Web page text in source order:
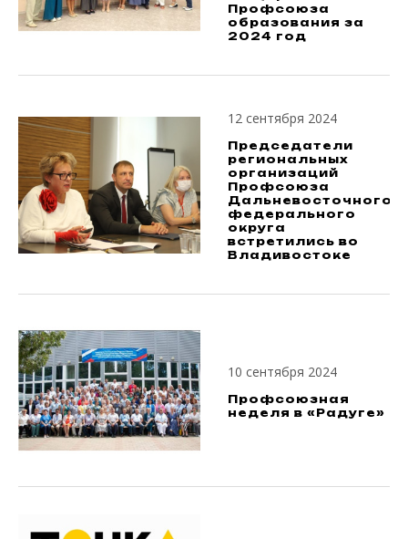
Профсоюза
образования за
2024 год
12 сентября 2024
Председатели
региональных
организаций
Профсоюза
Дальневосточного
федерального
округа
встретились во
Владивостоке
10 сентября 2024
Профсоюзная
неделя в «Радуге»